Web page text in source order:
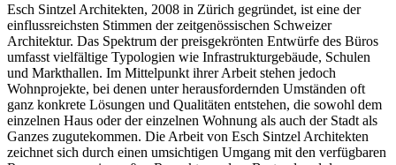
Esch Sintzel Architekten, 2008 in Zürich gegründet, ist eine der
einflussreichsten Stimmen der zeitgenössischen Schweizer
Architektur. Das Spektrum der preisgekrönten Entwürfe des Büros
umfasst vielfältige Typologien wie Infrastrukturgebäude, Schulen
und Markthallen. Im Mittelpunkt ihrer Arbeit stehen jedoch
Wohnprojekte, bei denen unter herausfordernden Umständen oft
ganz konkrete Lösungen und Qualitäten entstehen, die sowohl dem
einzelnen Haus oder der einzelnen Wohnung als auch der Stadt als
Ganzes zugutekommen. Die Arbeit von Esch Sintzel Architekten
zeichnet sich durch einen umsichtigen Umgang mit den verfügbaren